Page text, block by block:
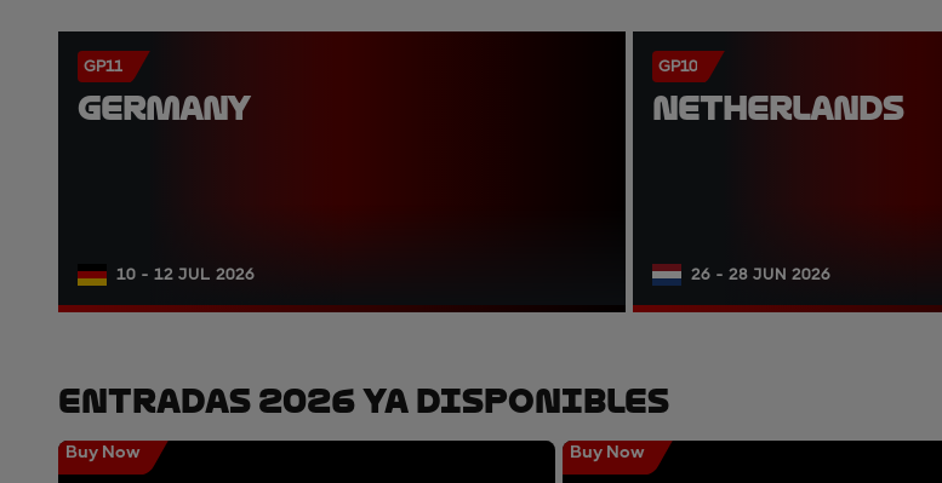
GP11
GERMANY
10 - 12 JUL 2026
GP10
NETHERLANDS
26 - 28 JUN 2026
Entradas 2026 Ya Disponibles
Buy Now Buy Now